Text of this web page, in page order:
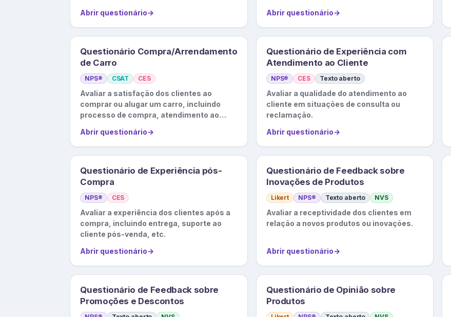
Abrir questionário→
Abrir questionário→
Questionário Compra/Arrendamento
de Carro
NPS® CSAT CES
Avaliar a satisfação dos clientes ao
comprar ou alugar um carro, incluindo
processo de compra, atendimento ao
Abrir questionário→
Questionário de Experiência com
Atendimento ao Cliente
NPS® CES Texto aberto
Avaliar a qualidade do atendimento ao
cliente em situações de consulta ou
reclamação.
Abrir questionário→
Questionário de Experiência pós-
Compra
NPS® CES
Avaliar a experiência dos clientes após a
compra, incluindo entrega, suporte ao
cliente pós-venda, etc.
Abrir questionário→
Questionário de Feedback sobre
Inovações de Produtos
Likert NPS® Texto aberto NVS
Avaliar a receptividade dos clientes em
relação a novos produtos ou inovações.
Abrir questionário→
Questionário de Feedback sobre
Promoções e Descontos
Questionário de Opinião sobre
Produtos